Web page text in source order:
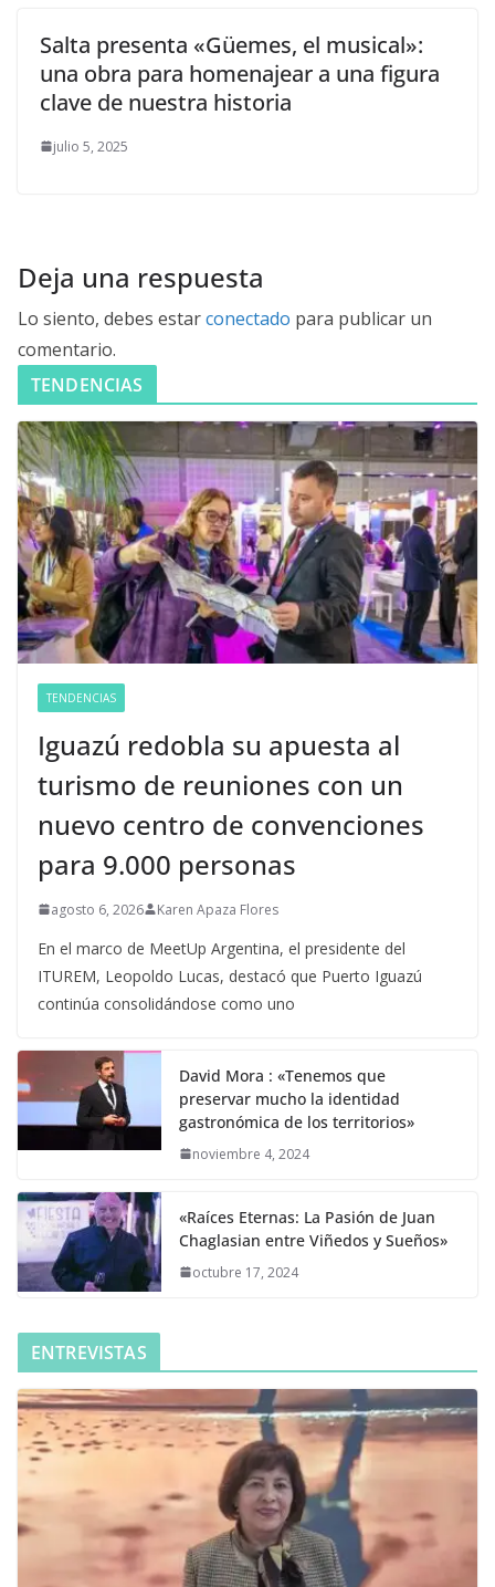
Salta presenta «Güemes, el musical»:
una obra para homenajear a una figura
clave de nuestra historia
julio 5, 2025
Deja una respuesta
Lo siento, debes estarconectado para publicar un
comentario.
TENDENCIAS
TENDENCIAS
Iguazú redobla su apuesta al
turismo de reuniones con un
nuevo centro de convenciones
para 9.000 personas
agosto 6, 2026 Karen Apaza Flores
En el marco de MeetUp Argentina, el presidente del
ITUREM, Leopoldo Lucas, destacó que Puerto Iguazú
continúa consolidándose como uno
David Mora : «Tenemos que
preservar mucho la identidad
gastronómica de los territorios»
noviembre 4, 2024
«Raíces Eternas: La Pasión de Juan
Chaglasian entre Viñedos y Sueños»
octubre 17, 2024
ENTREVISTAS